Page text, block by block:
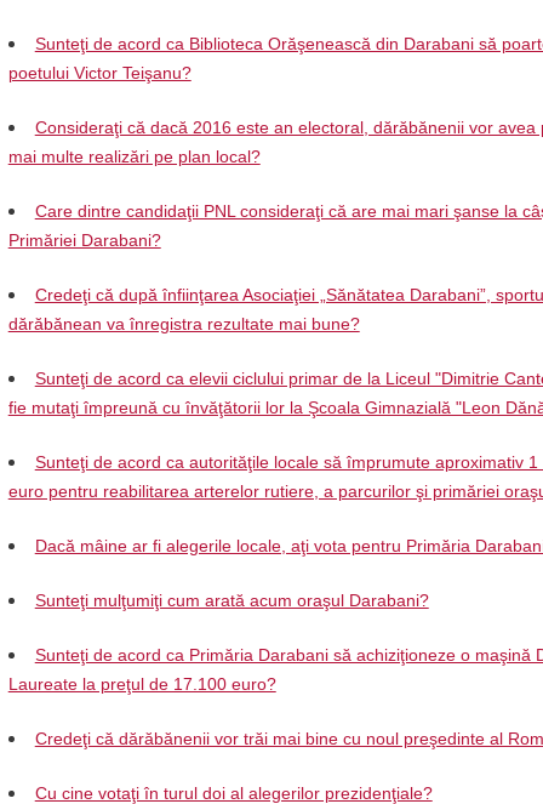
Sunteţi de acord ca Biblioteca Orăşenească din Darabani să
poetului Victor Teişanu?
Consideraţi că dacă 2016 este an electoral, dărăbănenii vor avea
mai multe realizări pe plan local?
Care dintre candidaţii PNL consideraţi că are mai mari şanse la
Primăriei Darabani?
Credeţi că după înfiinţarea Asociaţiei „Sănătatea Darabani”,
dărăbănean va înregistra rezultate mai bune?
Sunteţi de acord ca elevii ciclului primar de la Liceul "Dimitrie
fie mutaţi împreună cu învăţătorii lor la Şcoala Gimnazială "Leon
Sunteţi de acord ca autorităţile locale să împrumute aproximativ 1
euro pentru reabilitarea arterelor rutiere, a parcurilor şi primăriei
Dacă mâine ar fi alegerile locale, aţi vota pentru Primăria
Sunteţi mulţumiţi cum arată acum oraşul Darabani?
Sunteţi de acord ca Primăria Darabani să achiziţioneze o maşină
Laureate la preţul de 17.100 euro?
Credeţi că dărăbănenii vor trăi mai bine cu noul preşedinte al
Cu cine votaţi în turul doi al alegerilor prezidenţiale?